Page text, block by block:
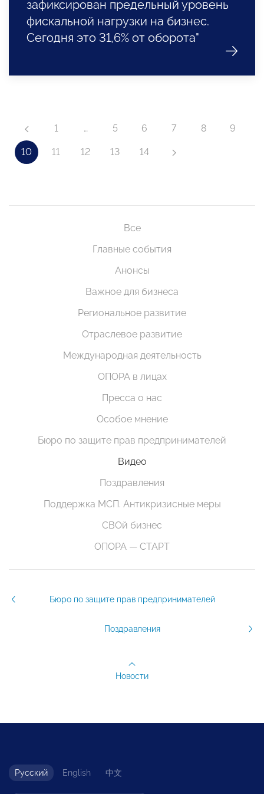
зафиксирован предельный уровень
фискальной нагрузки на бизнес.
Сегодня это 31,6% от оборота"
1 … 5 6 7 8 9
10 11 12 13 14
Все
Главные события
Анонсы
Важное для бизнеса
Региональное развитие
Отраслевое развитие
Международная деятельность
ОПОРА в лицах
Пресса о нас
Особое мнение
Бюро по защите прав предпринимателей
Видео
Поздравления
Поддержка МСП. Антикризисные меры
СВОй бизнес
ОПОРА — СТАРТ
Бюро по защите прав предпринимателей
Поздравления
Новости
Русский English 中文